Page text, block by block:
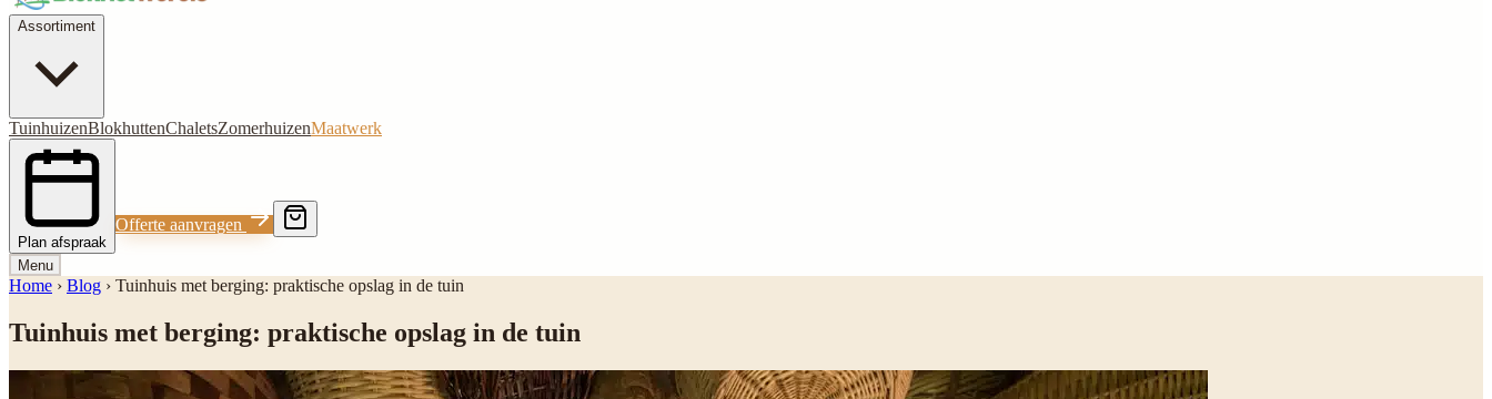
Assortiment
TuinhuizenBlokhuttenChaletsZomerhuizenMaatwerk
Plan afspraak
Offerte aanvragen
Menu
Home › Blog › Tuinhuis met berging: praktische opslag in de tuin
Tuinhuis met berging: praktische opslag in de tuin